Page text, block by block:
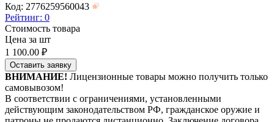
Код: 2776259560043
Рейтинг: 0
Стоимость товара
Цена за шт
1 100.00 ₽
Оставить заявку
ВНИМАНИЕ! Лицензионные товары можно получить только
самовывозом!
В соответствии с ограничениями, установленными
действующим законодательством РФ, гражданское оружие и